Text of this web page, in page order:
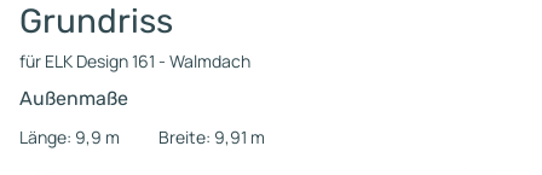
Grundriss
für ELK Design 161 - Walmdach
Außenmaße
Länge: 9,9 m
Breite: 9,91 m